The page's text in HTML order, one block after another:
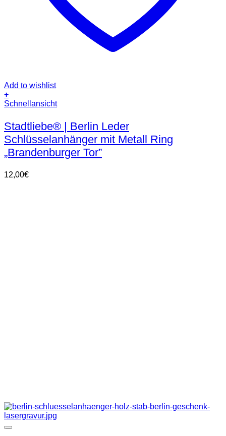
Add to wishlist
+
Dieses
weist
mehrere
Varianten
auf.
Die
können
Schnellansicht
Stadtliebe® | Berlin Leder
Schlüsselanhänger mit Metall Ring
„Brandenburger Tor”
12,00€